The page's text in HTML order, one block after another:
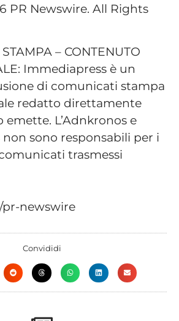
PR Newswire. All Rights
– CONTENUTO
Immediapress è un
di comunicati stampa
redatto direttamente
emette. L’Adnkronos e
sono responsabili per i
trasmessi
newswire
Convididi